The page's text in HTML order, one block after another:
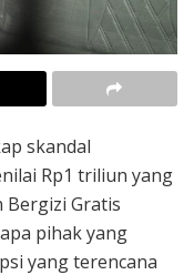
skandal
Rp1 triliun yang
Gratis
pihak yang
yang terencana